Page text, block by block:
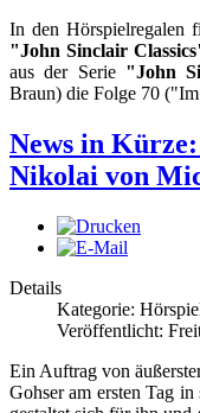
In den Hörspielregalen
"John Sinclair
aus der Serie "John
Braun) die Folge 70
News in
Nikolai von
Details
Kategorie:
Veröffentlicht:
Ein Auftrag von
Gohser am ersten Tag